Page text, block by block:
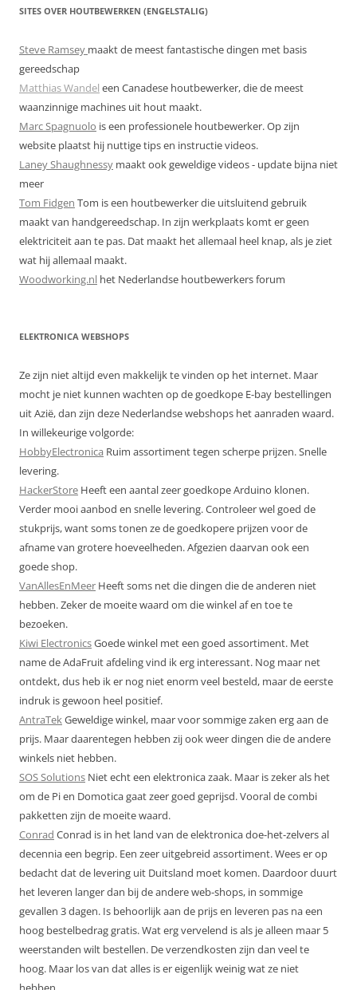
SITES OVER HOUTBEWERKEN (ENGELSTALIG)
Steve Ramsey maakt de meest fantastische dingen met basis
gereedschap
Matthias Wandel een Canadese houtbewerker, die de meest
waanzinnige machines uit hout maakt.
Marc Spagnuolo is een professionele houtbewerker. Op zijn
website plaatst hij nuttige tips en instructie videos.
Laney Shaughnessy maakt ook geweldige videos - update bijna niet
meer
Tom Fidgen Tom is een houtbewerker die uitsluitend gebruik
maakt van handgereedschap. In zijn werkplaats komt er geen
elektriciteit aan te pas. Dat maakt het allemaal heel knap, als je ziet
wat hij allemaal maakt.
Woodworking.nl het Nederlandse houtbewerkers forum
ELEKTRONICA WEBSHOPS
Ze zijn niet altijd even makkelijk te vinden op het internet. Maar
mocht je niet kunnen wachten op de goedkope E-bay bestellingen
uit Azië, dan zijn deze Nederlandse webshops het aanraden waard.
In willekeurige volgorde:
HobbyElectronica Ruim assortiment tegen scherpe prijzen. Snelle
levering.
HackerStore Heeft een aantal zeer goedkope Arduino klonen.
Verder mooi aanbod en snelle levering. Controleer wel goed de
stukprijs, want soms tonen ze de goedkopere prijzen voor de
afname van grotere hoeveelheden. Afgezien daarvan ook een
goede shop.
VanAllesEnMeer Heeft soms net die dingen die de anderen niet
hebben. Zeker de moeite waard om die winkel af en toe te
bezoeken.
Kiwi ElectronicsGoede winkel met een goed assortiment. Met
name de AdaFruit afdeling vind ik erg interessant. Nog maar net
ontdekt, dus heb ik er nog niet enorm veel besteld, maar de eerste
indruk is gewoon heel positief.
AntraTekGeweldige winkel, maar voor sommige zaken erg aan de
prijs. Maar daarentegen hebben zij ook weer dingen die de andere
winkels niet hebben.
SOS Solutions Niet echt een elektronica zaak. Maar is zeker als het
om de Pi en Domotica gaat zeer goed geprijsd. Vooral de combi
pakketten zijn de moeite waard.
Conrad Conrad is in het land van de elektronica doe-het-zelvers al
decennia een begrip. Een zeer uitgebreid assortiment. Wees er op
bedacht dat de levering uit Duitsland moet komen. Daardoor duurt
het leveren langer dan bij de andere web-shops, in sommige
gevallen 3 dagen. Is behoorlijk aan de prijs en leveren pas na een
hoog bestelbedrag gratis. Wat erg vervelend is als je alleen maar 5
weerstanden wilt bestellen. De verzendkosten zijn dan veel te
hoog. Maar los van dat alles is er eigenlijk weinig wat ze niet